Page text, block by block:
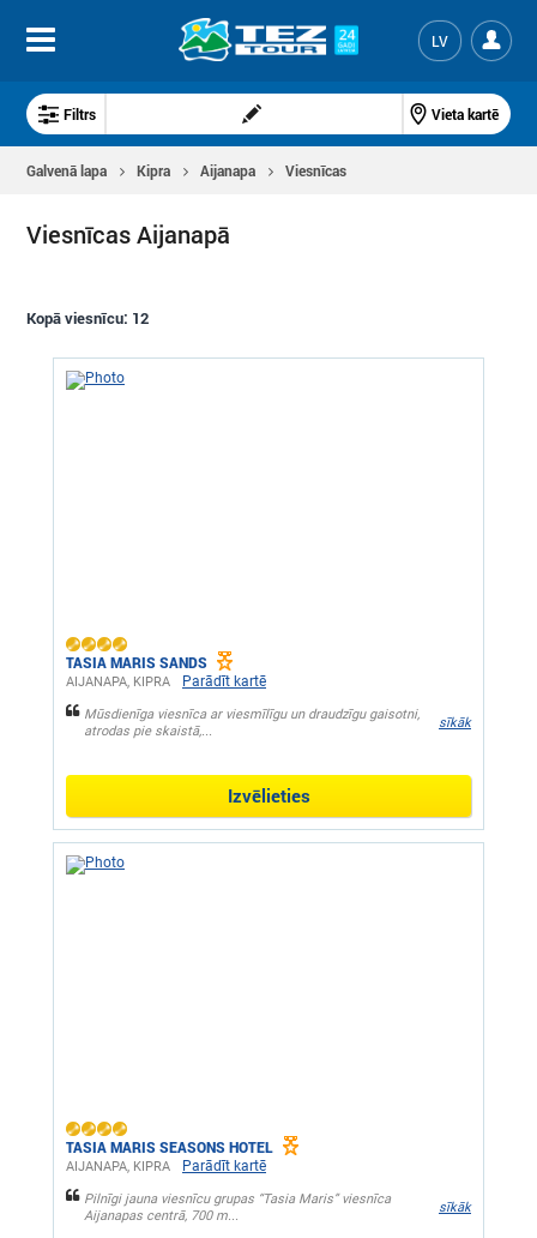
LV
Filtrs Vieta kartē
Galvenā lapa Kipra Aijanapa Viesnīcas
Viesnīcas Aijanapā
Kopā viesnīcu: 12
TASIA MARIS SANDS
AIJANAPA, KIPRA Parādīt kartē
Mūsdienīga viesnīca ar viesmīlīgu un draudzīgu gaisotni,
atrodas pie skaistā,...
sīkāk
Izvēlieties
TASIA MARIS SEASONS HOTEL
AIJANAPA, KIPRA Parādīt kartē
Pilnīgi jauna viesnīcu grupas “Tasia Maris” viesnīca
Aijanapas centrā, 700 m...
sīkāk